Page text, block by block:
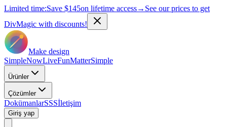
Limited time:Save $145on lifetime access→ See our prices to get
DivMagic with discounts!
Make design
SimpleNowLiveFunMatterSimple
Ürünler
Çözümler
DokümanlarSSSİletişim
Giriş yap